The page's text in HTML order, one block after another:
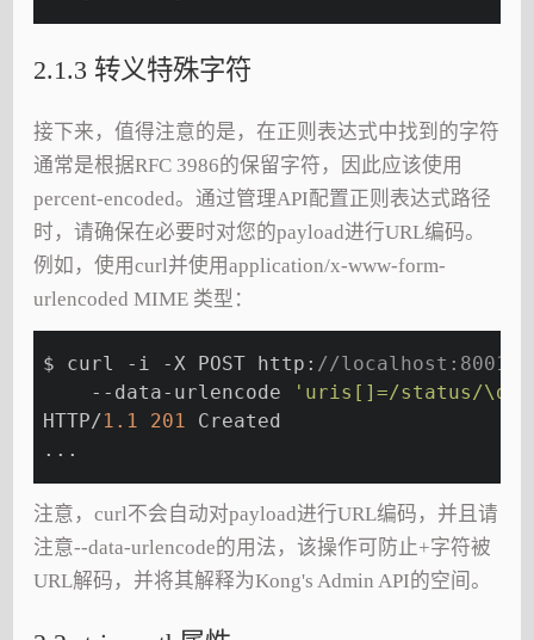
2.1.3 转义特殊字符
接下来，值得注意的是，在正则表达式中找到的字符
通常是根据RFC 3986的保留字符，因此应该使用
percent-encoded。通过管理API配置正则表达式路径
时，请确保在必要时对您的payload进行URL编码。
例如，使用curl并使用application/x-www-form-
urlencoded MIME 类型：
$ curl -i -X POST http: //localhost:8001/
    --data-urlencode
'uris[]=/status/\d+'
HTTP/1.1 201 Created
...
注意，curl不会自动对payload进行URL编码，并且请
注意--data-urlencode的用法，该操作可防止+字符被
URL解码，并将其解释为Kong's Admin API的空间。